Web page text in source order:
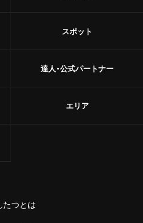
スポット
達人・公式パートナー
エリア
たつとは